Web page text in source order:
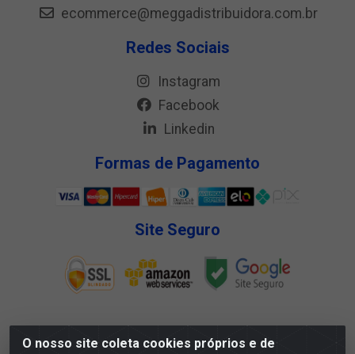
O nosso site coleta cookies próprios e de
ecommerce@meggadistribuidora.com.br
Redes Sociais
Instagram
Facebook
Linkedin
Formas de Pagamento
Site Seguro